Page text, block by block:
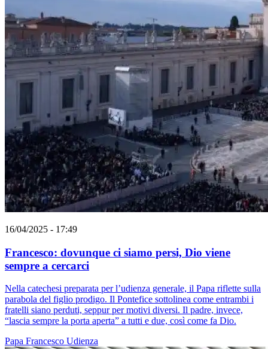
16/04/2025 - 17:49
Francesco: dovunque ci siamo persi, Dio viene
sempre a cercarci
Nella catechesi preparata per l’udienza generale, il Papa riflette sulla
parabola del figlio prodigo. Il Pontefice sottolinea come entrambi i
fratelli siano perduti, seppur per motivi diversi. Il padre, invece,
“lascia sempre la porta aperta” a tutti e due, così come fa Dio.
Papa Francesco Udienza